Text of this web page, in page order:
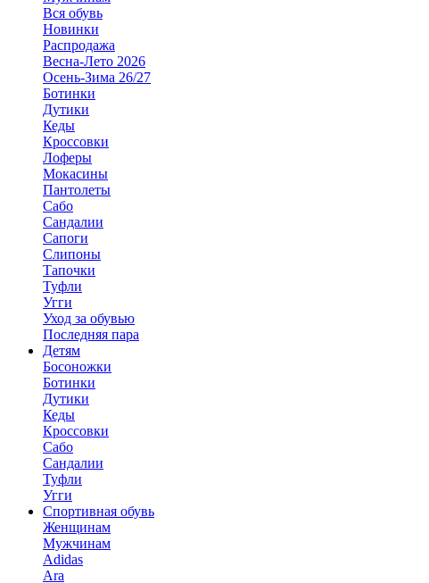
Вся обувь
Новинки
Распродажа
Весна-Лето 2026
Осень-Зима 26/27
Ботинки
Дутики
Кеды
Кроссовки
Лоферы
Мокасины
Пантолеты
Сабо
Сандалии
Сапоги
Слипоны
Тапочки
Туфли
Угги
Уход за обувью
Последняя пара
Детям
Босоножки
Ботинки
Дутики
Кеды
Кроссовки
Сабо
Сандалии
Туфли
Угги
Спортивная обувь
Женщинам
Мужчинам
Adidas
Ara